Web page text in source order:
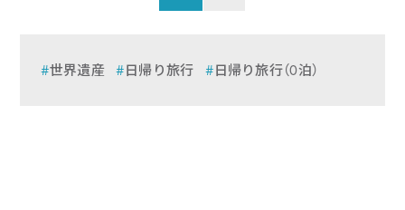
世界遺産 日帰り旅行 日帰り旅行（0泊）